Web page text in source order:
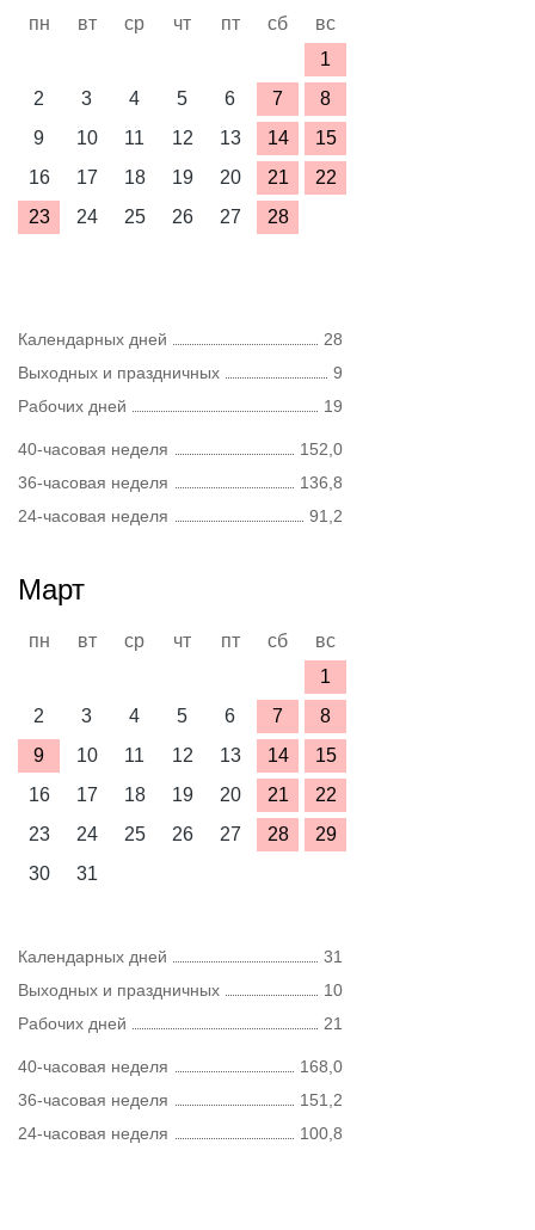
пн вт ср чт пт сб
вс
1
2
3 4 5 6 7
8
9
10 11 12 13 14
15
16
17 18 19 20 21
22
23
24 25 26 27 28
Календарных дней
28
Выходных и праздничных
9
Рабочих дней
19
40-часовая неделя
152,0
36-часовая неделя
136,8
24-часовая неделя
91,2
Март
пн вт ср чт пт сб
вс
1
2
3 4 5 6 7
8
9
10 11 12 13 14
15
16
17 18 19 20 21
22
23
24 25 26 27 28
29
30
31
Календарных дней
31
Выходных и праздничных
10
Рабочих дней
21
40-часовая неделя
168,0
36-часовая неделя
151,2
24-часовая неделя
100,8